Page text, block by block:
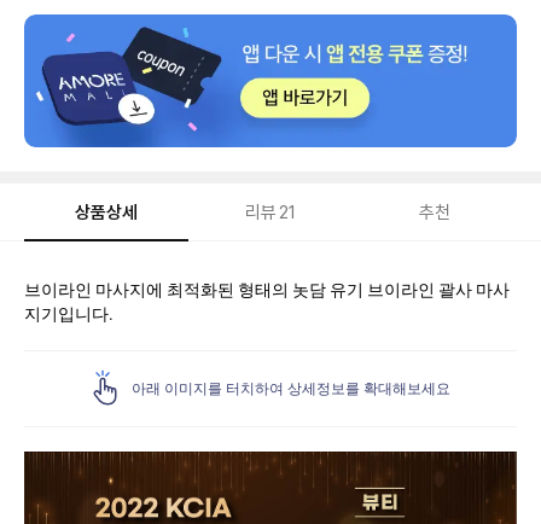
상품상세 리뷰21 추천
브이라인 마사지에 최적화된 형태의 놋담 유기 브이라인 괄사 마사
지기입니다.
아래 이미지를 터치하여 상세정보를 확대해보세요